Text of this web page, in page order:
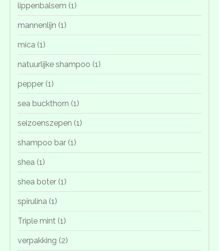
lippenbalsem (1)
mannenlijn (1)
mica (1)
natuurlijke shampoo (1)
pepper (1)
sea buckthorn (1)
seizoenszepen (1)
shampoo bar (1)
shea (1)
shea boter (1)
spirulina (1)
Triple mint (1)
verpakking (2)